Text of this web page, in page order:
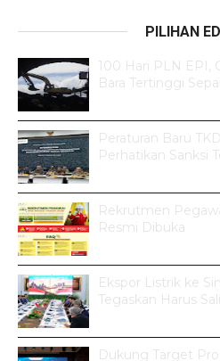
PILIHAN
100 Hari PLN EPI,
Bara Tertinggi
Peraturan Baru
Perhatikan Sanksi
Rekrutmen
Resmi Dibuka
Ekspor Listrik ke
Tegaskan Harus
Dukung Target